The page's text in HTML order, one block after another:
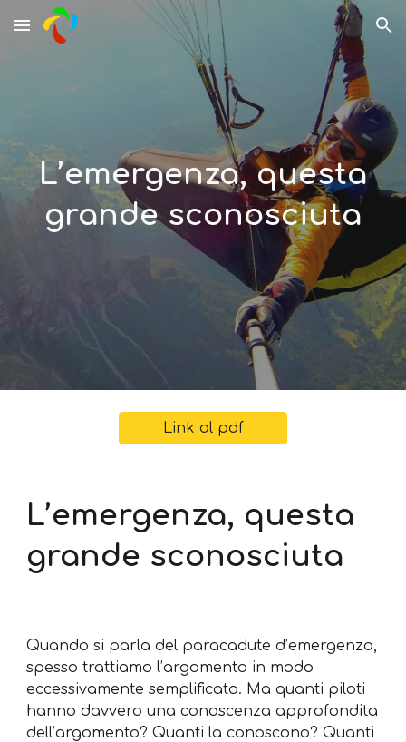
Skip to main content Skip to navigation
L’emergenza, questa
grande sconosciuta
Link al pdf
L’emergenza, questa
grande sconosciuta
Quando si parla del paracadute d’emergenza,
spesso trattiamo l’argomento in modo
eccessivamente semplificato. Ma quanti piloti
hanno davvero una conoscenza approfondita
dell’argomento? Quanti la conoscono? Quanti